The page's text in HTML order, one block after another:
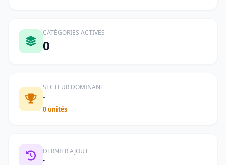
CATÉGORIES ACTIVES
0
SECTEUR DOMINANT
-
0 unités
DERNIER AJOUT
-